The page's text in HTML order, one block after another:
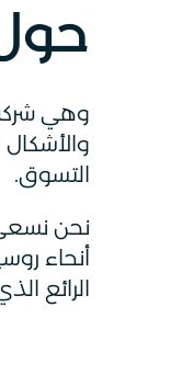
وهي شركة
التسوق.
نحن
أنحاء
الرائع